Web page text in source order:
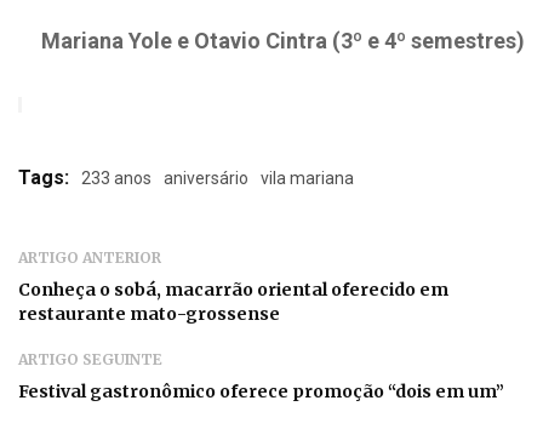
Mariana Yole e Otavio Cintra (3º e 4º semestres)
Tags: 233 anos aniversário vila mariana
ARTIGO ANTERIOR
Conheça o sobá, macarrão oriental oferecido em
restaurante mato-grossense
ARTIGO SEGUINTE
Festival gastronômico oferece promoção “dois em um”